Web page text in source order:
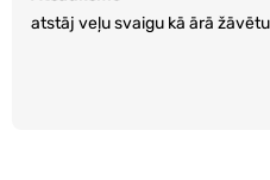
atstāj veļu svaigu kā ārā žāvētu